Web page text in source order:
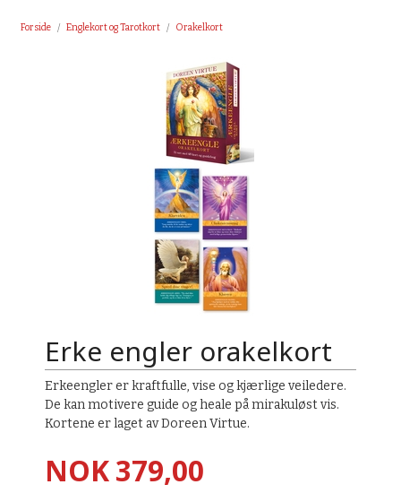
Forside Englekort og Tarotkort Orakelkort
Erke engler orakelkort
Erkeengler er kraftfulle, vise og kjærlige veiledere.
De kan motivere guide og heale på mirakuløst vis.
Kortene er laget av Doreen Virtue.
Pris
NOK379,00